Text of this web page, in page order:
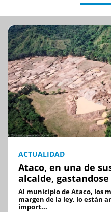
ACTUALIDAD
Ataco, en una de
alcalde,
Al municipio de Ataco, los
margen de la ley, lo están
import...